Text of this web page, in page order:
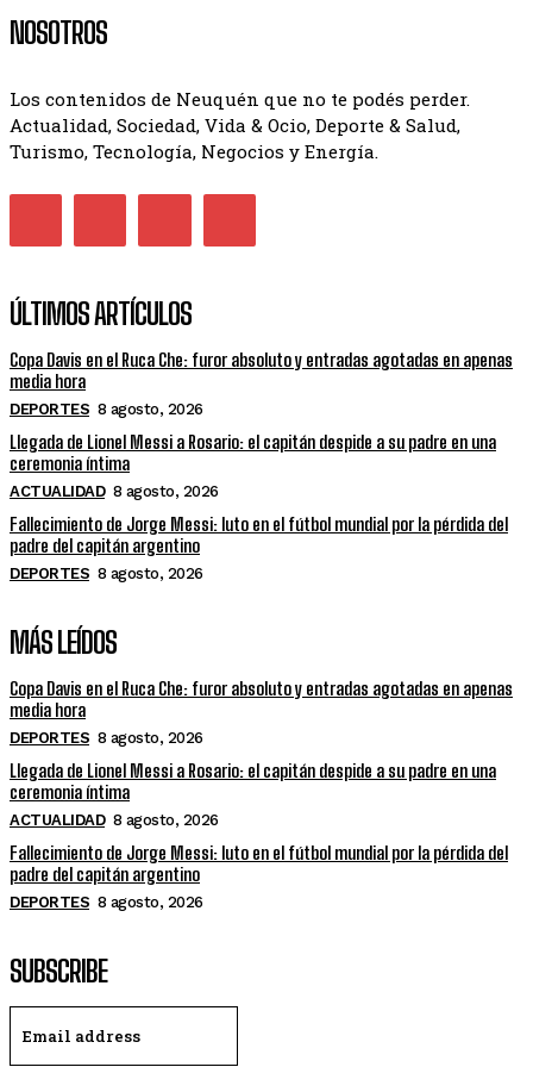
NOSOTROS
Los contenidos de Neuquén que no te podés perder.
Actualidad, Sociedad, Vida & Ocio, Deporte & Salud,
Turismo, Tecnología, Negocios y Energía.
ÚLTIMOS ARTÍCULOS
Copa Davis en el Ruca Che: furor absoluto y entradas agotadas en apenas
media hora
DEPORTES 8 agosto, 2026
Llegada de Lionel Messi a Rosario: el capitán despide a su padre en una
ceremonia íntima
ACTUALIDAD 8 agosto, 2026
Fallecimiento de Jorge Messi: luto en el fútbol mundial por la pérdida del
padre del capitán argentino
DEPORTES 8 agosto, 2026
MÁS LEÍDOS
Copa Davis en el Ruca Che: furor absoluto y entradas agotadas en apenas
media hora
DEPORTES 8 agosto, 2026
Llegada de Lionel Messi a Rosario: el capitán despide a su padre en una
ceremonia íntima
ACTUALIDAD 8 agosto, 2026
Fallecimiento de Jorge Messi: luto en el fútbol mundial por la pérdida del
padre del capitán argentino
DEPORTES 8 agosto, 2026
SUBSCRIBE